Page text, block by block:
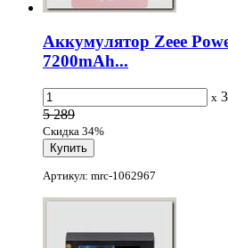
Аккумулятор Zeee
7200mAh...
x
5 289
Скидка 34%
Артикул: mrc-1062967